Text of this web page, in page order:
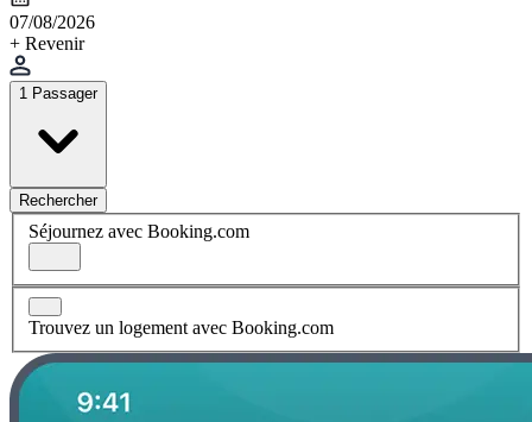
07/08/2026
+ Revenir
1 Passager
Rechercher
Séjournez avec Booking.com
Trouvez un logement avec Booking.com